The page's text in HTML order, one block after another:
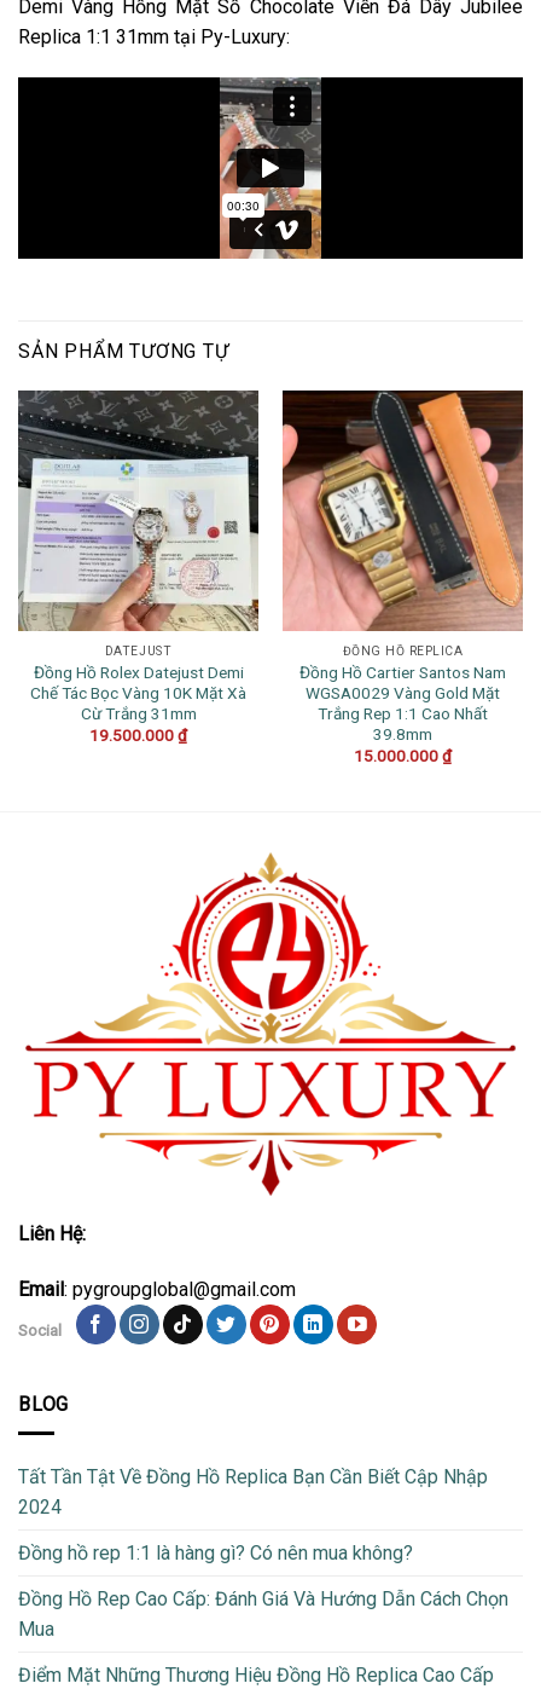
Demi Vàng Hồng Mặt Số Chocolate Viền Đá Dây Jubilee
Replica 1:1 31mm tại Py-Luxury:
SẢN PHẨM TƯƠNG TỰ
DATEJUST
Đồng Hồ Rolex Datejust Demi
Chế Tác Bọc Vàng 10K Mặt Xà
Cừ Trắng 31mm
19.500.000₫
ĐỒNG HỒ REPLICA
Đồng Hồ Cartier Santos Nam
WGSA0029 Vàng Gold Mặt
Trắng Rep 1:1 Cao Nhất
39.8mm
15.000.000₫
Liên Hệ:
Email: pygroupglobal@gmail.com
Social
BLOG
Tất Tần Tật Về Đồng Hồ Replica Bạn Cần Biết Cập Nhập
2024
Đồng hồ rep 1:1 là hàng gì? Có nên mua không?
Đồng Hồ Rep Cao Cấp: Đánh Giá Và Hướng Dẫn Cách Chọn
Mua
Điểm Mặt Những Thương Hiệu Đồng Hồ Replica Cao Cấp